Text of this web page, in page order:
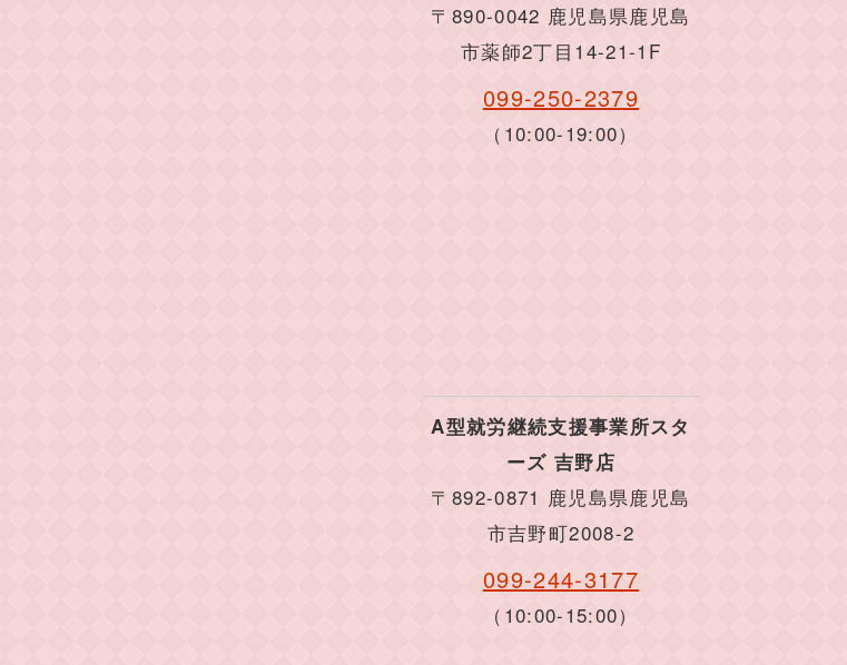
〒890-0042 鹿児島県鹿児島
市薬師2丁目14-21-1F
099-250-2379
（10:00-19:00）
A型就労継続支援事業所スタ
ーズ 吉野店
〒892-0871 鹿児島県鹿児島
市吉野町2008-2
099-244-3177
（10:00-15:00）